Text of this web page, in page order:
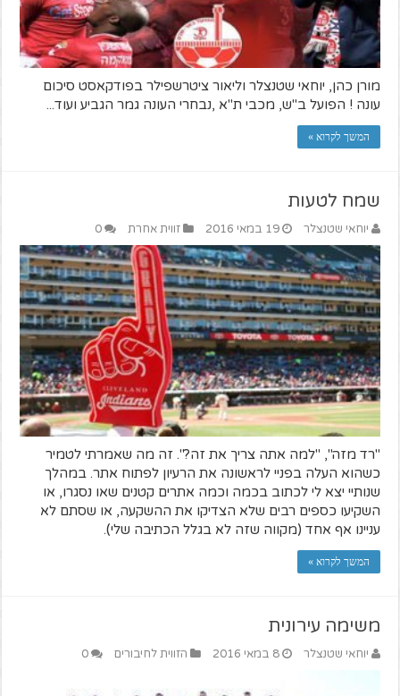
מורן כהן, יוחאי שטנצלר וליאור ציטרשפילר בפודקאסט סיכום
עונה ! הפועל ב"ש, מכבי ת"א ,נבחרי העונה גמר הגביע ועוד...
המשך לקרוא »
שמח לטעות
יוחאי שטנצלר 19 במאי 2016 זווית אחרת 0
"רד מזה", "למה אתה צריך את זה?". זה מה שאמרתי לטמיר
כשהוא העלה בפניי לראשונה את הרעיון לפתוח אתר. במהלך
שנותיי יצא לי לכתוב בכמה וכמה אתרים קטנים שאו נסגרו, או
השקיעו כספים רבים שלא הצדיקו את ההשקעה, או שסתם לא
עניינו אף אחד (מקווה שזה לא בגלל הכתיבה שלי).
המשך לקרוא »
משימה עירונית
יוחאי שטנצלר 8 במאי 2016 הזווית לחיבורים 0